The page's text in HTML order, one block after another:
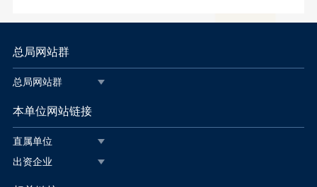
总局网站群
总局网站群
本单位网站链接
直属单位
出资企业